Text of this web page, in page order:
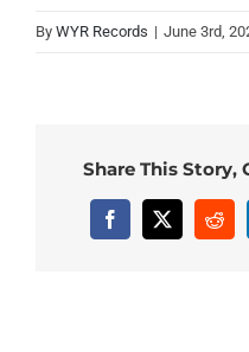
By WYR Records | June 3rd,
Share This Story,
Facebook
X